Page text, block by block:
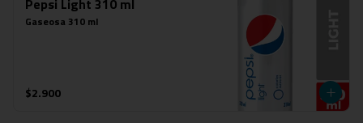
Pepsi Light 310 ml
Gaseosa 310 ml
$2.900